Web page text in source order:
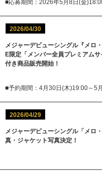
■応募期間：2026年5月8日(金
2026/04/30
メジャーデビューシングル『メロ
E限定「メンバー全員プレミアム
付き商品販売開始！
■予約期間：4月30日(木)19:00～5
2026/04/29
メジャーデビューシングル「メロ
真・ジャケット写真決定！